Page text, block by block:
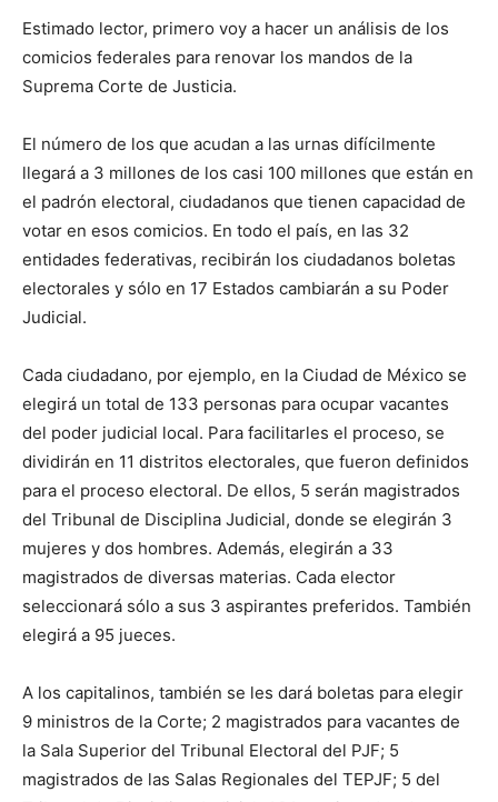
Estimado lector, primero voy a hacer un análisis de los
comicios federales para renovar los mandos de la
Suprema Corte de Justicia.
El número de los que acudan a las urnas difícilmente
llegará a 3 millones de los casi 100 millones que están en
el padrón electoral, ciudadanos que tienen capacidad de
votar en esos comicios. En todo el país, en las 32
entidades federativas, recibirán los ciudadanos boletas
electorales y sólo en 17 Estados cambiarán a su Poder
Judicial.
Cada ciudadano, por ejemplo, en la Ciudad de México se
elegirá un total de 133 personas para ocupar vacantes
del poder judicial local. Para facilitarles el proceso, se
dividirán en 11 distritos electorales, que fueron definidos
para el proceso electoral. De ellos, 5 serán magistrados
del Tribunal de Disciplina Judicial, donde se elegirán 3
mujeres y dos hombres. Además, elegirán a 33
magistrados de diversas materias. Cada elector
seleccionará sólo a sus 3 aspirantes preferidos. También
elegirá a 95 jueces.
A los capitalinos, también se les dará boletas para elegir
9 ministros de la Corte; 2 magistrados para vacantes de
la Sala Superior del Tribunal Electoral del PJF; 5
magistrados de las Salas Regionales del TEPJF; 5 del